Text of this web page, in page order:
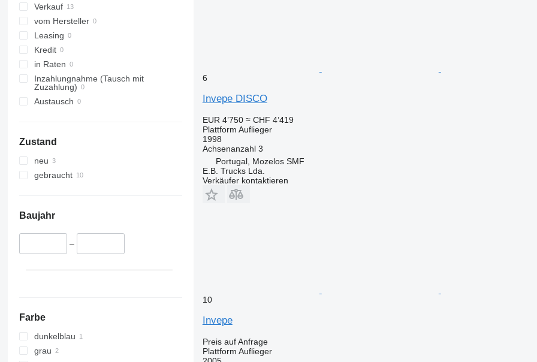
Verkauf
vom Hersteller
Leasing
Kredit
in Raten
Inzahlungnahme (Tausch mit
Zuzahlung)
Austausch
Zustand
neu
gebraucht
Baujahr
–
Farbe
dunkelblau
grau
6
Invepe DISCO
EUR 4’750 ≈ CHF 4’419
Plattform Auflieger
1998
Achsenanzahl 3
Portugal, Mozelos SMF
E.B. Trucks Lda.
Verkäufer kontaktieren
10
Invepe
Preis auf Anfrage
Plattform Auflieger